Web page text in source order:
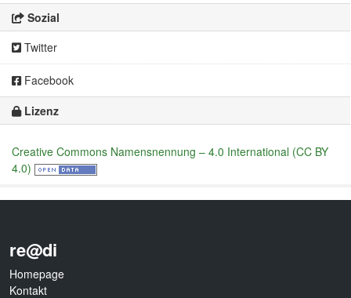
Sozial
Twitter
Facebook
Lizenz
Creative Commons Namensnennung – 4.0 International (CC BY
4.0)
re@di
Homepage
Kontakt